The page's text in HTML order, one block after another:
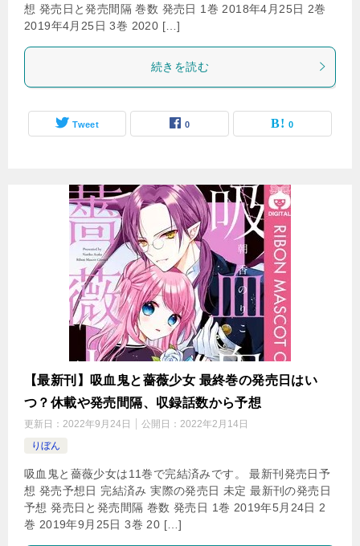
想 発売日と発売間隔 巻数 発売日 1巻 2018年4月25日 2巻
2019年4月25日 3巻 2020 […]
続きを読む
Tweet 0 0
【最新刊】吸血鬼と薔薇少女 最終巻の発売日はい
つ？休載や発売間隔、収録話数から予想
更新日： 2022年9月24日 公開日： 2022年2月14日
りぼん
吸血鬼と薔薇少女は11巻で完結済みです。 最新刊発売日予
想 発売予想日 完結済み 実際の発売日 未定 最新刊の発売日
予想 発売日と発売間隔 巻数 発売日 1巻 2019年5月24日 2
巻 2019年9月25日 3巻 20 […]